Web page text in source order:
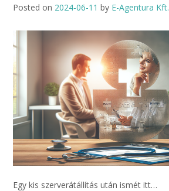
Posted on 2024-06-11 by E-Agentura Kft.
Egy kis szerverátállítás után ismét itt…